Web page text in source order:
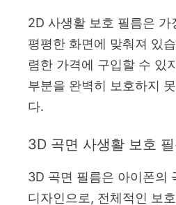
2D 사생활 보호 필름은 가
평평한 화면에 맞춰져 있
렴한 가격에 구입할 수 있
부분을 완벽히 보호하지
다.
3D 곡면 사생활 보호
3D 곡면 필름은 아이폰의
디자인으로, 전체적인 보